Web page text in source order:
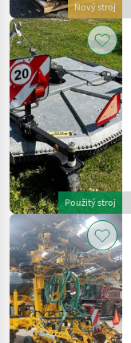
Nový stroj
Použitý stroj